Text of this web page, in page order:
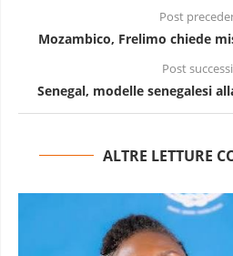
Post
Mozambico, Frelimo chiede
Post
Senegal, modelle senegalesi
ALTRE LETTURE